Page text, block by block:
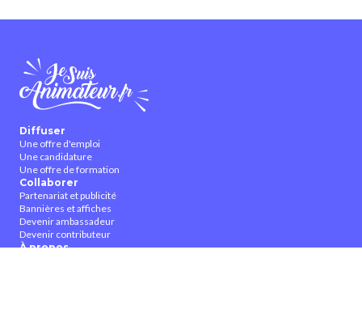
Diffuser
Une offre d'emploi
Une candidature
Une offre de formation
Collaborer
Partenariat et publicité
Bannières et affiches
Devenir ambassadeur
Devenir contributeur
À propos